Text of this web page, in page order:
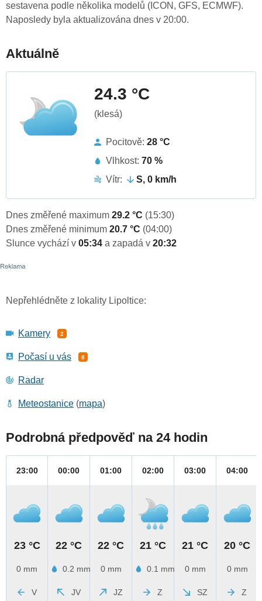
sestavena podle několika modelů (ICON, GFS, ECMWF).
Naposledy byla aktualizována dnes v 20:00.
Aktuálně
24.3 °C
(klesá)
Pocitově: 28 °C
Vlhkost: 70 %
Vítr:
S, 0 km/h
Dnes změřené maximum 29.2 °C (15:30)
Dnes změřené minimum 20.7 °C (04:00)
Slunce vychází v 05:34 a zapadá v 20:32
Nepřehlédněte z lokality Lipoltice:
Kamery 2
Počasí u vás 8
Radar
Meteostanice (mapa)
Podrobná předpověď na 24 hodin
23:00
23 °C
0 mm
V
00:00
22 °C
0.2 mm
JV
01:00
22 °C
0 mm
JZ
02:00
21 °C
0.1 mm
Z
03:00
21 °C
0 mm
SZ
04:00
20 °C
0 mm
Z